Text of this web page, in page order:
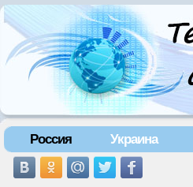
Россия Украина